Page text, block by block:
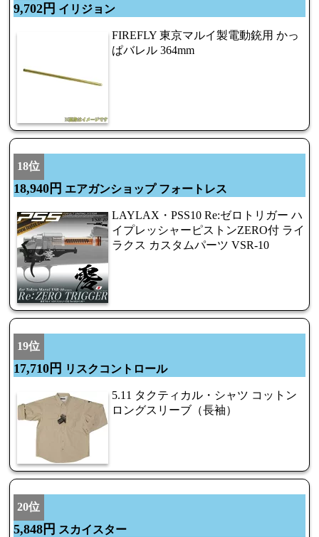
9,702円 イリジョン
FIREFLY 東京マルイ製電動銃用 かっ
ぱバレル 364mm
18位
18,940円 エアガンショップ フォートレス
LAYLAX・PSS10 Re:ゼロトリガー ハ
イプレッシャーピストンZERO付 ライ
ラクス カスタムパーツ VSR-10
19位
17,710円 リスクコントロール
5.11 タクティカル・シャツ コットン
ロングスリーブ（長袖）
20位
5,848円 スカイスター